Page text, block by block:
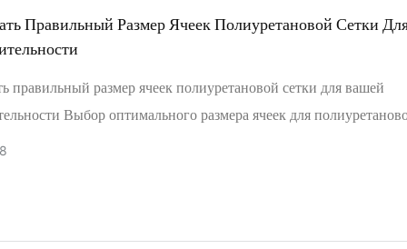
и расслабляются, удаляя застрявшие частицы и полностью
панели, предотвращающие забивание,
вибрацию проволоки для удаления частиц близкого размера.
панели с коническими отверстиями обеспечивают гладкие
Правильный Размер Ячеек Полиуретановой Сетки
правильный размер ячеек полиуретановой сетки для вашей
Выбор оптимального размера ячеек для
решение. Это баланс между требуемой